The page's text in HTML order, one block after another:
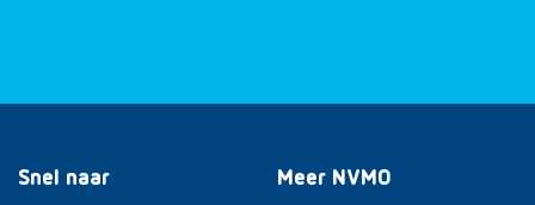
Snel naar Meer NVMO